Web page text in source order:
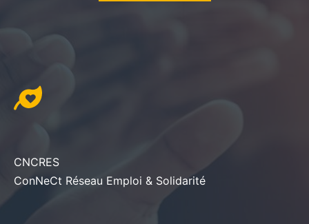
CNCRES
ConNeCt Réseau Emploi & Solidarité